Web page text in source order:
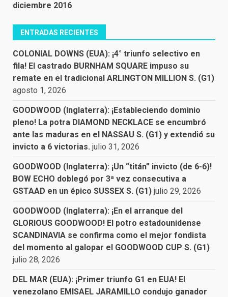
diciembre 2016
ENTRADAS RECIENTES
COLONIAL DOWNS (EUA): ¡4° triunfo selectivo en
fila! El castrado BURNHAM SQUARE impuso su
remate en el tradicional ARLINGTON MILLION S. (G1)
agosto 1, 2026
GOODWOOD (Inglaterra): ¡Estableciendo dominio
pleno! La potra DIAMOND NECKLACE se encumbró
ante las maduras en el NASSAU S. (G1) y extendió su
invicto a 6 victorias. julio 31, 2026
GOODWOOD (Inglaterra): ¡Un “titán” invicto (de 6-6)!
BOW ECHO doblegó por 3ª vez consecutiva a
GSTAAD en un épico SUSSEX S. (G1) julio 29, 2026
GOODWOOD (Inglaterra): ¡En el arranque del
GLORIOUS GOODWOOD! El potro estadounidense
SCANDINAVIA se confirma como el mejor fondista
del momento al galopar el GOODWOOD CUP S. (G1)
julio 28, 2026
DEL MAR (EUA): ¡Primer triunfo G1 en EUA! El
venezolano EMISAEL JARAMILLO condujo ganador